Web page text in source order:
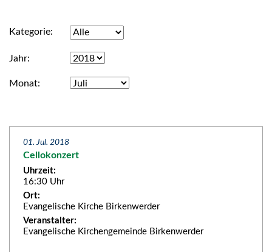
Kategorie
Jahr
Monat
01. Jul. 2018
Cellokonzert
Uhrzeit:
16:30 Uhr
Ort:
Evangelische Kirche Birkenwerder
Veranstalter:
Evangelische Kirchengemeinde Birkenwerder